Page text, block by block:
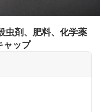
虫剤、肥料、化学薬
ャップ